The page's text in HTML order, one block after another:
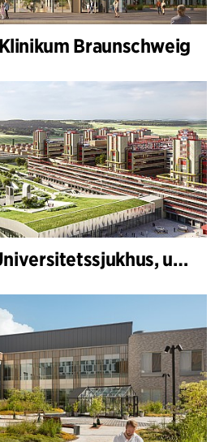
Braunschweig
RWTH Aachen Universitetssjukhus, utbyggnad